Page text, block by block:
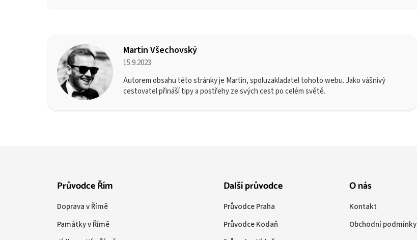
Martin Všechovský
15.9.2023
Autorem obsahu této stránky je Martin, spoluzakladatel tohoto webu. Jako vášnivý
cestovatel přináší tipy a postřehy ze svých cest po celém světě.
Průvodce Řím
Doprava v Římě
Památky v Římě
Další průvodce
Průvodce Praha
Průvodce Kodaň
O nás
Kontakt
Obchodní podmínky